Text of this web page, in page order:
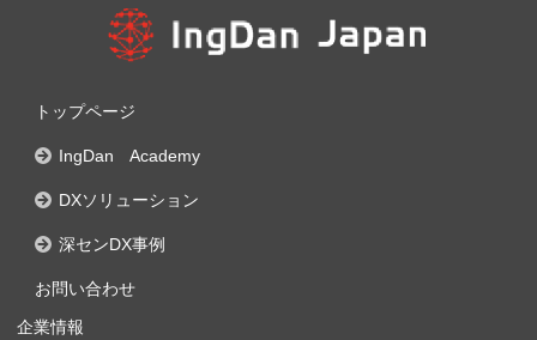
トップページ
IngDan Academy
DXソリューション
深センDX事例
お問い合わせ
企業情報